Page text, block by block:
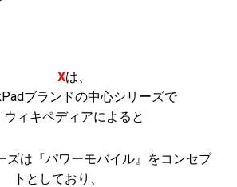
Xは、
ブランドの中心シリーズで
ウィキペディアによると
ズは『パワーモバイル』をコンセプ
トとしており、